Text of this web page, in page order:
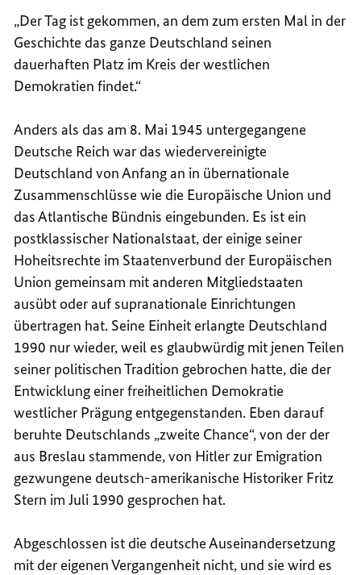
„Der Tag ist gekommen, an dem zum ersten Mal in der
Geschichte das ganze Deutschland seinen
dauerhaften Platz im Kreis der westlichen
Demokratien findet.“
Anders als das am 8. Mai 1945 untergegangene
Deutsche Reich war das wiedervereinigte
Deutschland von Anfang an in übernationale
Zusammenschlüsse wie die Europäische Union und
das Atlantische Bündnis eingebunden. Es ist ein
postklassischer Nationalstaat, der einige seiner
Hoheitsrechte im Staatenverbund der Europäischen
Union gemeinsam mit anderen Mitgliedstaaten
ausübt oder auf supranationale Einrichtungen
übertragen hat. Seine Einheit erlangte Deutschland
1990 nur wieder, weil es glaubwürdig mit jenen Teilen
seiner politischen Tradition gebrochen hatte, die der
Entwicklung einer freiheitlichen Demokratie
westlicher Prägung entgegenstanden. Eben darauf
beruhte Deutschlands „zweite Chance“, von der der
aus Breslau stammende, von Hitler zur Emigration
gezwungene deutsch-amerikanische Historiker Fritz
Stern im Juli 1990 gesprochen hat.
Abgeschlossen ist die deutsche Auseinandersetzung
mit der eigenen Vergangenheit nicht, und sie wird es